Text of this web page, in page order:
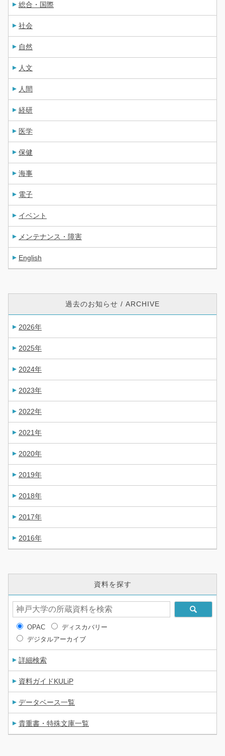
総合・国際
社会
自然
人文
人間
経研
医学
保健
海事
電子
イベント
メンテナンス・障害
English
過去のお知らせ / ARCHIVE
2026年
2025年
2024年
2023年
2022年
2021年
2020年
2019年
2018年
2017年
2016年
資料を探す
OPAC
ディスカバリー
デジタルアーカイブ
詳細検索
資料ガイドKULiP
データベース一覧
貴重書・特殊文庫一覧